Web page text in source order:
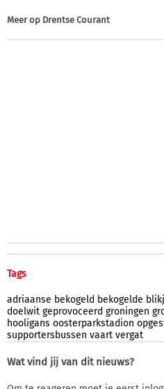
Meer op Drentse Courant
Tags
adriaanse bekogeld bekogelde
doelwit geprovoceerd groningen
hooligans oosterparkstadion
supportersbussen vaart vergat
Wat vind jij van dit nieuws?